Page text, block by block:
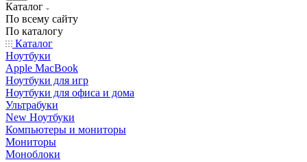
Каталог
По всему сайту
По каталогу
Каталог
Ноутбуки
Apple MacBook
Ноутбуки для игр
Ноутбуки для офиса и дома
Ультрабуки
New Ноутбуки
Компьютеры и мониторы
Мониторы
Моноблоки